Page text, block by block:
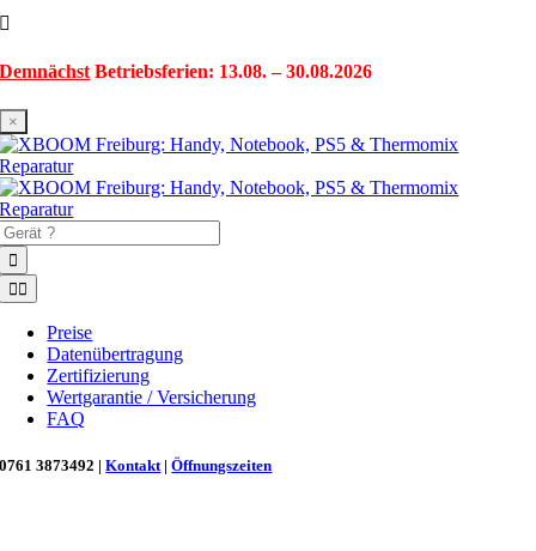
springen
Demnächst Betriebsferien: 13.08. – 30.08.2026
×
Toggle
Navigation
Preise
Datenübertragung
Zertifizierung
Wertgarantie / Versicherung
FAQ
0761 3873492 |Kontakt |Öffnungszeiten